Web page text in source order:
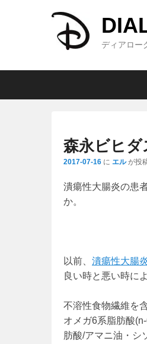
ディアロー
森永ビヒダ
2017-07-16 に エル が投
潰瘍性大腸炎の患
か。
以前、 潰瘍性大腸
良い時と悪い時に
不溶性食物繊維を
オメガ6系脂肪酸
肪酸/アマニ油・シ